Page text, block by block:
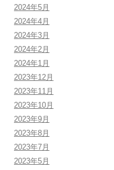
2024年5月
2024年4月
2024年3月
2024年2月
2024年1月
2023年12月
2023年11月
2023年10月
2023年9月
2023年8月
2023年7月
2023年5月